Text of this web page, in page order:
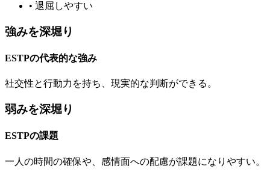
• 退屈しやすい
強みを深堀り
ESTPの代表的な強み
社交性と行動力を持ち、現実的な判断ができる。
弱みを深堀り
ESTPの課題
一人の時間の確保や、感情面への配慮が課題になりやすい。